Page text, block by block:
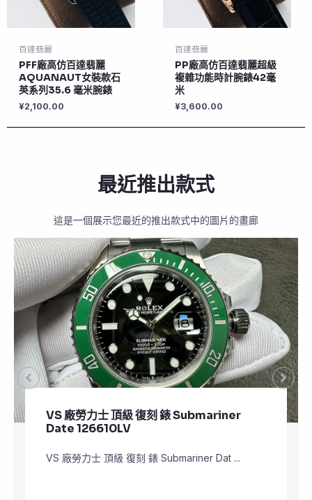
百達翡麗
PFF廠高仿百達翡麗
AQUANAUT女裝款石
英系列35.6 毫米腕錶
¥2,100.00
百達翡麗
PP廠高仿百達翡麗超級
複雜功能時計腕錶42毫
米
¥3,600.00
最近推出款式
這是一個展示您最近的推出款式中的圖片的畫廊
VS 廠勞力士 頂級 復刻 錶 Submariner
Date 126610LV
VS 廠勞力士 頂級 復刻 錶 Submariner Dat ...